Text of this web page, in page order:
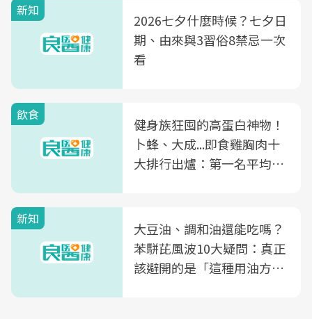
新知
2026七夕什麼時候？七夕日
期、由來與3習俗8禁忌一次
看
飲食
健身族狂囤的高蛋白神物！
卜蜂、大成...即食雞胸肉十
大排行出爐：第一名平均一
新知
大豆油、調和油還能吃嗎？
苯駢芘風波10大疑問：真正
該避開的是「這種用油方